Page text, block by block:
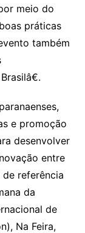
meio do
práticas
também
e promoção
desenvolver
entre
referência
da
de
Na Feira,